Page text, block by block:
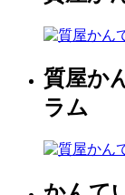
質屋か
ラム